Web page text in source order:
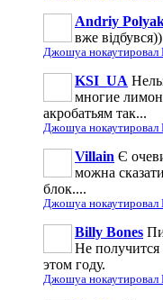
Andriy
вже відбувся))
Джошуа нокаутировал
KSI_UA
многие
акробатьям так...
Джошуа нокаутировал
Villain Є
можна
блок....
Джошуа нокаутировал
Billy Bones
Не получится
этом году.
Джошуа нокаутировал